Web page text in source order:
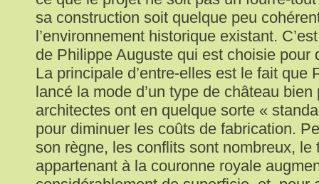
sa construction soit quelque peu
l’environnement historique existant.
de Philippe Auguste qui est choisie pour
La principale d’entre-elles est le fait que
lancé la mode d’un type de château
architectes ont en quelque sorte «
pour diminuer les coûts de fabrication.
son règne, les conflits sont nombreux, le
appartenant à la couronne royale